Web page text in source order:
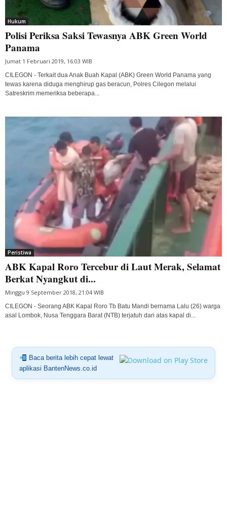
Hukum
Polisi Periksa Saksi Tewasnya ABK Green World
Panama
Jumat 1 Februari 2019, 16:03 WIB
CILEGON - Terkait dua Anak Buah Kapal (ABK) Green World Panama yang
tewas karena diduga menghirup gas beracun, Polres Cilegon melalui
Satreskrim memeriksa beberapa...
Peristiwa
ABK Kapal Roro Tercebur di Laut Merak, Selamat
Berkat Nyangkut di...
Minggu 9 September 2018, 21:04 WIB
CILEGON - Seorang ABK Kapal Roro Tb Batu Mandi bernama Lalu (26) warga
asal Lombok, Nusa Tenggara Barat (NTB) terjatuh dari atas kapal di...
Baca berita lebih cepat lewat
aplikasi BantenNews.co.id